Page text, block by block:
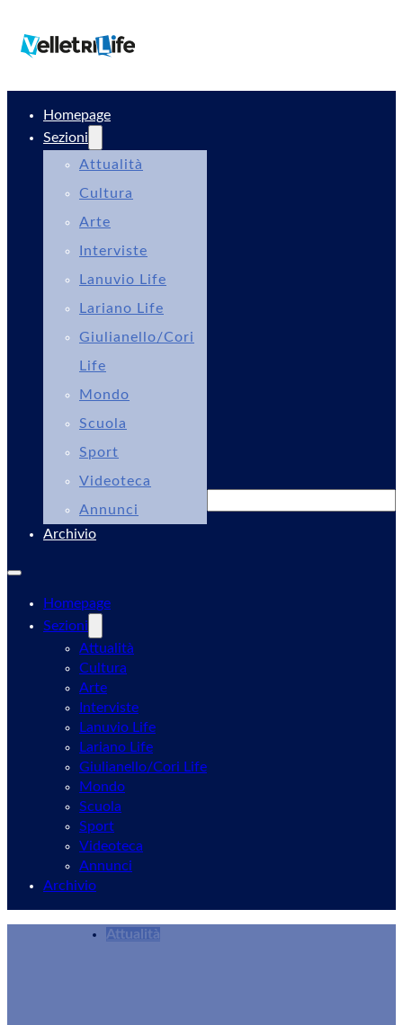
Homepage
Sezioni
Attualità
Cultura
Arte
Interviste
Lanuvio Life
Lariano Life
Giulianello/Cori
Life
Mondo
Scuola
Sport
Videoteca
Annunci
Archivio
Homepage
Sezioni
Attualità
Cultura
Arte
Interviste
Lanuvio Life
Lariano Life
Giulianello/Cori Life
Mondo
Scuola
Sport
Videoteca
Annunci
Archivio
Attualità